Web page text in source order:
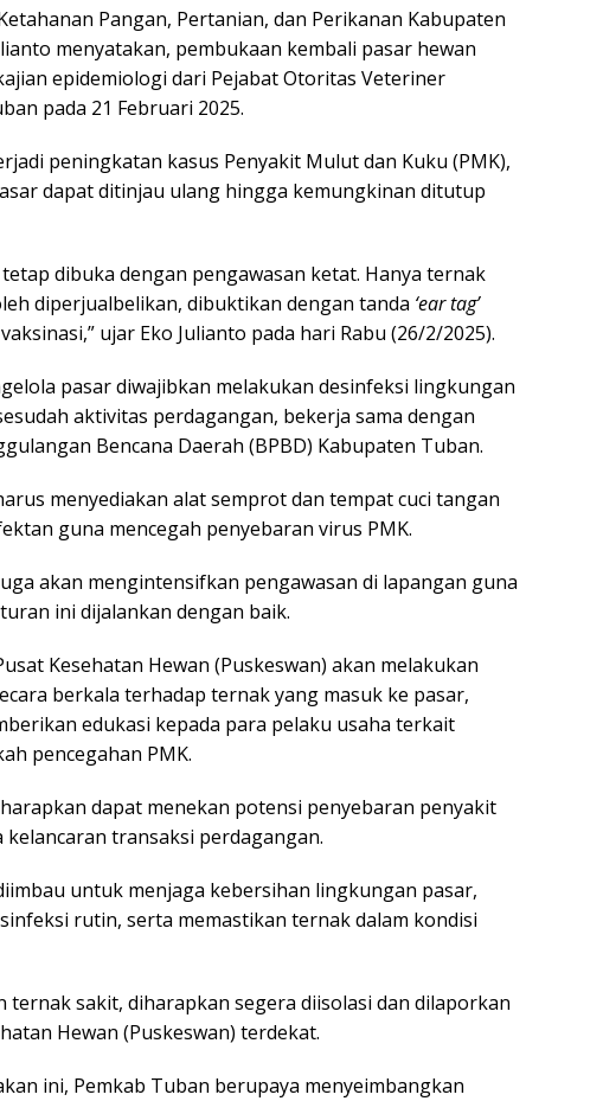
Pangan, Pertanian, dan Perikanan Kabupaten
menyatakan, pembukaan kembali pasar hewan
epidemiologi dari Pejabat Otoritas Veteriner
pada 21 Februari 2025.
peningkatan kasus Penyakit Mulut dan Kuku (PMK),
dapat ditinjau ulang hingga kemungkinan ditutup
tetap dibuka dengan pengawasan ketat. Hanya ternak
diperjualbelikan, dibuktikan dengan tanda ‘ear tag’
ujar Eko Julianto pada hari Rabu (26/2/2025).
pasar diwajibkan melakukan desinfeksi lingkungan
aktivitas perdagangan, bekerja sama dengan
Bencana Daerah (BPBD) Kabupaten Tuban.
menyediakan alat semprot dan tempat cuci tangan
guna mencegah penyebaran virus PMK.
akan mengintensifkan pengawasan di lapangan guna
ini dijalankan dengan baik.
Kesehatan Hewan (Puskeswan) akan melakukan
berkala terhadap ternak yang masuk ke pasar,
edukasi kepada para pelaku usaha terkait
pencegahan PMK.
dapat menekan potensi penyebaran penyakit
kelancaran transaksi perdagangan.
untuk menjaga kebersihan lingkungan pasar,
rutin, serta memastikan ternak dalam kondisi
ternak sakit, diharapkan segera diisolasi dan dilaporkan
Hewan (Puskeswan) terdekat.
ini, Pemkab Tuban berupaya menyeimbangkan